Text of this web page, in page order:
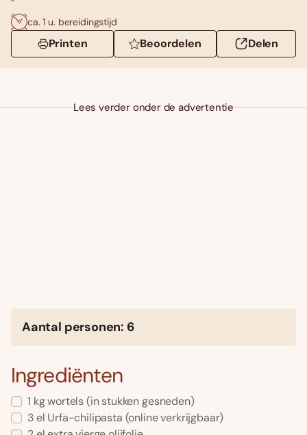
ca. 1 u. bereidingstijd
Printen Beoordelen Delen
Lees verder onder de advertentie
Aantal personen: 6
Ingrediënten
1 kg wortels (in stukken gesneden)
3 el Urfa-chilipasta (online verkrijgbaar)